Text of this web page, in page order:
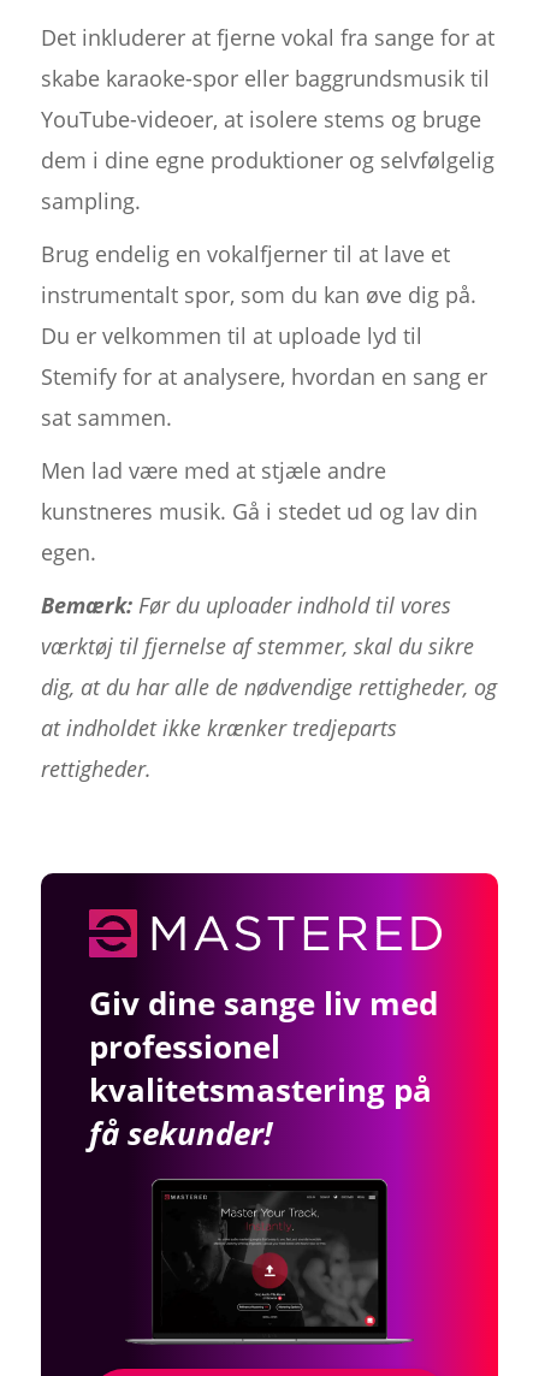
Det inkluderer at fjerne vokal fra sange for at
skabe karaoke-spor eller baggrundsmusik til
YouTube-videoer, at isolere stems og bruge
dem i dine egne produktioner og selvfølgelig
sampling.
Brug endelig en vokalfjerner til at lave et
instrumentalt spor, som du kan øve dig på.
Du er velkommen til at uploade lyd til
Stemify for at analysere, hvordan en sang er
sat sammen.
Men lad være med at stjæle andre
kunstneres musik. Gå i stedet ud og lav din
egen.
Bemærk: Før du uploader indhold til vores
værktøj til fjernelse af stemmer, skal du sikre
dig, at du har alle de nødvendige rettigheder, og
at indholdet ikke krænker tredjeparts
rettigheder.
Giv dine sange liv med
professionel
kvalitetsmastering på
få sekunder!